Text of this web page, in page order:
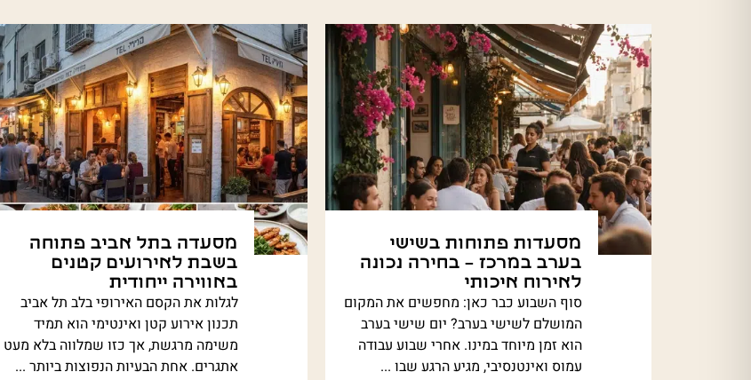
מסעדות פתוחות בשישי
בערב במרכז – בחירה נכונה
לאירוח איכותי
סוף השבוע כבר כאן: מחפשים את המקום
המושלם לשישי בערב? יום שישי בערב
הוא זמן מיוחד במינו. אחרי שבוע עבודה
עמוס ואינטנסיבי, מגיע הרגע שבו ...
מסעדה בתל אביב פתוחה
בשבת לאירועים קטנים
באווירה ייחודית
לגלות את הקסם האירופי בלב תל אביב
תכנון אירוע קטן ואינטימי הוא תמיד
משימה מרגשת, אך כזו שמלווה בלא מעט
אתגרים. אחת הבעיות הנפוצות ביותר ...